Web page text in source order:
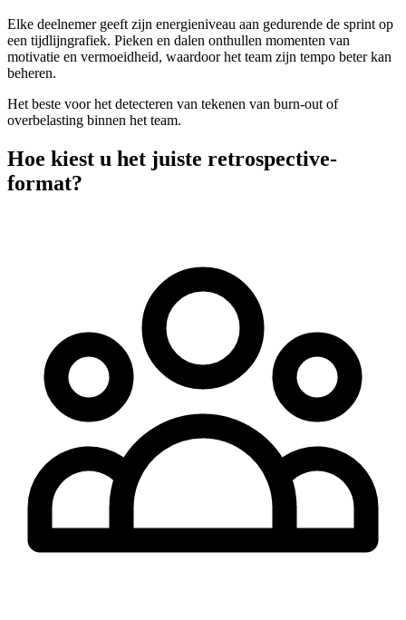
Elke deelnemer geeft zijn energieniveau aan gedurende de sprint op
een tijdlijngrafiek. Pieken en dalen onthullen momenten van
motivatie en vermoeidheid, waardoor het team zijn tempo beter kan
beheren.
Het beste voor het detecteren van tekenen van burn-out of
overbelasting binnen het team.
Hoe kiest u het juiste retrospective-
format?